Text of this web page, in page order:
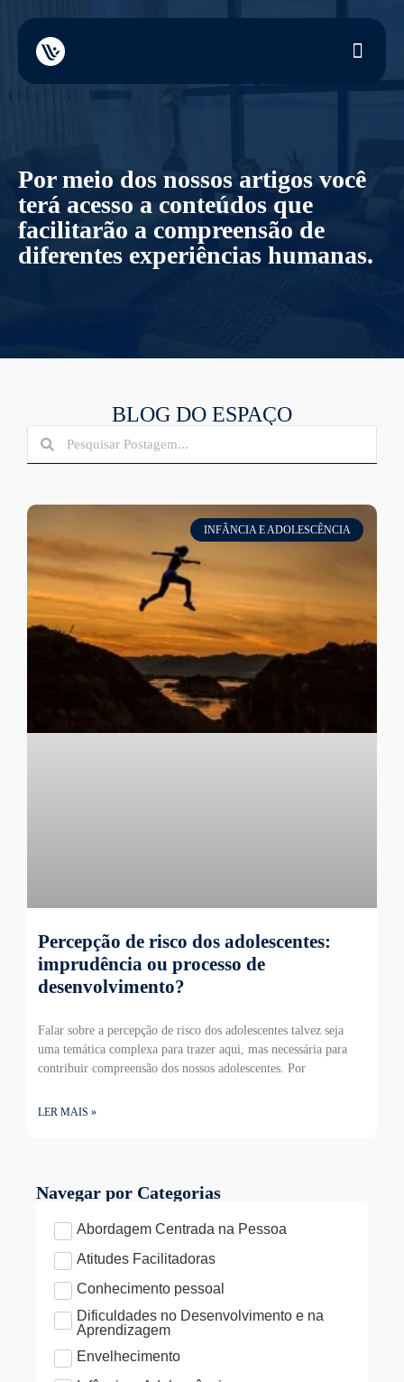
Por meio dos nossos artigos você
terá acesso a conteúdos que
facilitarão a compreensão de
diferentes experiências humanas.
BLOG DO ESPAÇO
INFÂNCIA E ADOLESCÊNCIA
Percepção de risco dos adolescentes:
imprudência ou processo de
desenvolvimento?
Falar sobre a percepção de risco dos adolescentes talvez seja
uma temática complexa para trazer aqui, mas necessária para
contribuir compreensão dos nossos adolescentes. Por
LER MAIS »
Navegar por Categorias
Abordagem Centrada na Pessoa
Atitudes Facilitadoras
Conhecimento pessoal
Dificuldades no Desenvolvimento e na
Aprendizagem
Envelhecimento